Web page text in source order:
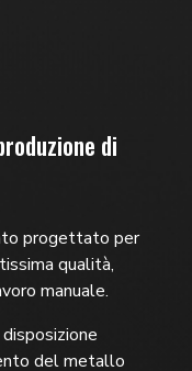
di
progettato per
qualità,
manuale.
del metallo